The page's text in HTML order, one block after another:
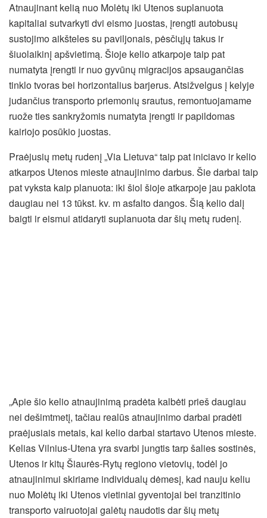
Atnaujinant kelią nuo Molėtų iki Utenos suplanuota
kapitaliai sutvarkyti dvi eismo juostas, įrengti autobusų
sustojimo aikšteles su paviljonais, pėsčiųjų takus ir
šiuolaikinį apšvietimą. Šioje kelio atkarpoje taip pat
numatyta įrengti ir nuo gyvūnų migracijos apsaugančias
tinklo tvoras bei horizontalius barjerus. Atsižvelgus į kelyje
judančius transporto priemonių srautus, remontuojamame
ruože ties sankryžomis numatyta įrengti ir papildomas
kairiojo posūkio juostas.
Praėjusių metų rudenį „Via Lietuva“ taip pat iniciavo ir kelio
atkarpos Utenos mieste atnaujinimo darbus. Šie darbai taip
pat vyksta kaip planuota: iki šiol šioje atkarpoje jau paklota
daugiau nei 13 tūkst. kv. m asfalto dangos. Šią kelio dalį
baigti ir eismui atidaryti suplanuota dar šių metų rudenį.
„Apie šio kelio atnaujinimą pradėta kalbėti prieš daugiau
nei dešimtmetį, tačiau realūs atnaujinimo darbai pradėti
praėjusiais metais, kai kelio darbai startavo Utenos mieste.
Kelias Vilnius-Utena yra svarbi jungtis tarp šalies sostinės,
Utenos ir kitų Šiaurės-Rytų regiono vietovių, todėl jo
atnaujinimui skiriame individualų dėmesį, kad nauju keliu
nuo Molėtų iki Utenos vietiniai gyventojai bei tranzitinio
transporto vairuotojai galėtų naudotis dar šių metų